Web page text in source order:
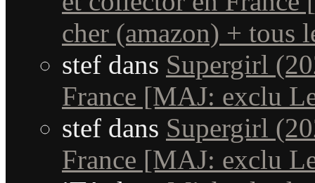
cher (amazon) + tous
stef dans Supergirl
France [MAJ: exclu
stef dans Supergirl
France [MAJ: exclu